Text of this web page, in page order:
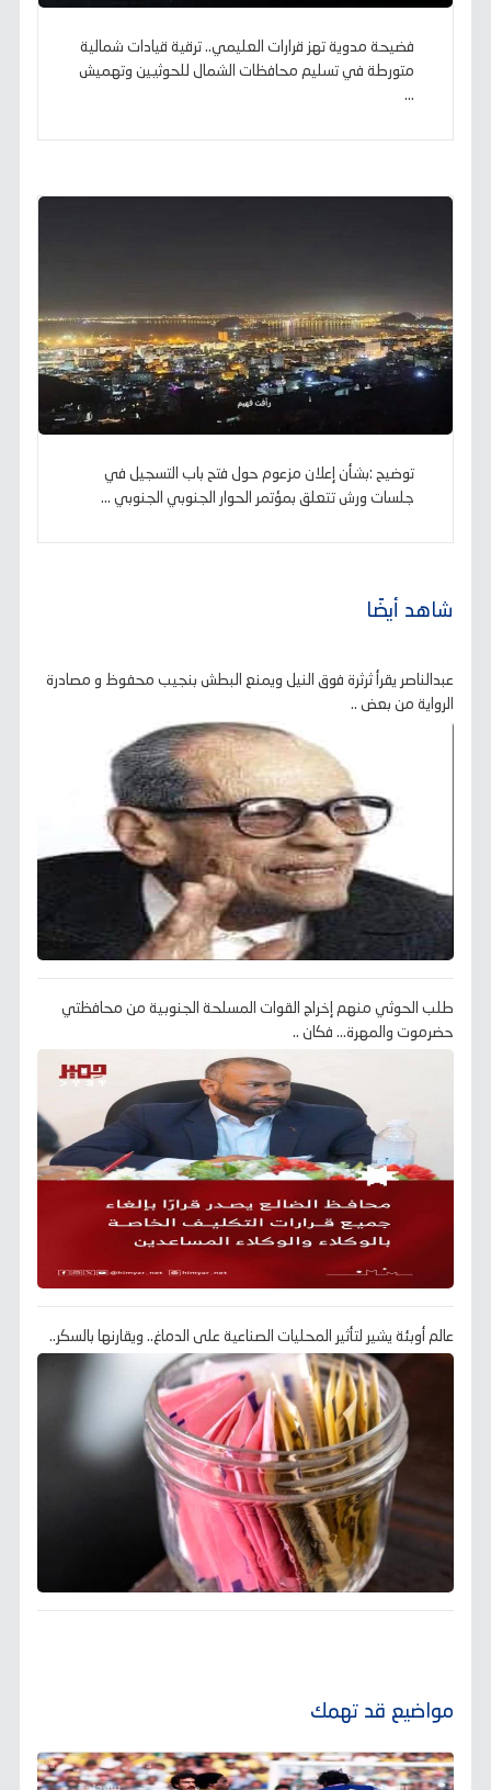
فضيحة مدوية تهز قرارات العليمي.. ترقية قيادات شمالية
متورطة في تسليم محافظات الشمال للحوثيين وتهميش
...
توضيح :بشأن إعلان مزعوم حول فتح باب التسجيل في
جلسات ورش تتعلق بمؤتمر الحوار الجنوبي الجنوبي ...
شاهد أيضًا
عبدالناصر يقرأ ثرثرة فوق النيل ويمنع البطش بنجيب محفوظ و مصادرة
الرواية من بعض ..
طلب الحوثي منهم إخراج القوات المسلحة الجنوبية من محافظتي
حضرموت والمهرة... فكان ..
عالم أوبئة يشير لتأثير المحليات الصناعية على الدماغ.. ويقارنها بالسكر..
مواضيع قد تهمك